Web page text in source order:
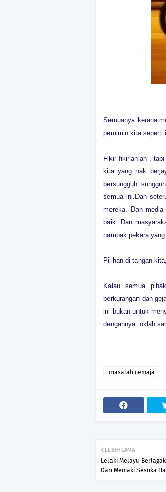
Semuanya kerana
pemimin kita seperti
Fikir fikirlahlah ,
kita yang nak
bersungguh
semua ini.Dan
mereka. Dan
baik. Dan
nampak pekara
Pilihan di tangan
Kalau semua
berkurangan dan
ini bukan untuk
dengannya. oklah
masalah remaja
LEBIH LAMA
Lelaki Melayu
Dan Memaki Sesuka